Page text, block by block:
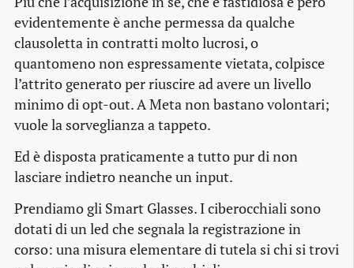
evidentemente è anche permessa da qualche
clausoletta in contratti molto lucrosi, o
quantomeno non espressamente vietata, colpisce
l’attrito generato per riuscire ad avere un livello
minimo di opt-out. A Meta non bastano volontari;
vuole la sorveglianza a tappeto.
Ed è disposta praticamente a tutto pur di non
lasciare indietro neanche un input.
Prendiamo gli Smart Glasses. I ciberocchiali sono
dotati di un led che segnala la registrazione in
corso: una misura elementare di tutela si chi si trovi